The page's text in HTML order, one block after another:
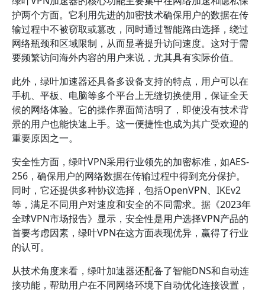
护两个方面。它利用先进的加密技术确保用户的数据在传
输过程中不被窃取或篡改，同时通过智能路由选择，绕过
网络瓶颈和区域限制，从而显著提升访问速度。这对于需
要频繁访问海外内容的用户来说，尤其具有实际价值。
此外，绿叶加速器还具备多设备支持的特点，用户可以在
手机、平板、电脑等多个平台上无缝切换使用，保证全天
候的网络体验。它的操作界面简洁明了，即使没有技术背
景的用户也能快速上手。这一便捷性也成为其广受欢迎的
重要原因之一。
安全性方面，绿叶VPN采用行业领先的加密标准，如AES-
256，确保用户的网络数据在传输过程中得到充分保护。
同时，它还提供多种协议选择，包括OpenVPN、IKEv2
等，满足不同用户对速度和安全的不同需求。据《2023年
全球VPN市场报告》显示，安全性是用户选择VPN产品的
首要考虑因素，绿叶VPN在这方面表现优异，赢得了行业
的认可。
从技术角度来看，绿叶加速器还配备了智能DNS和自动连
接功能，帮助用户在不同网络环境下自动优化连接设置，